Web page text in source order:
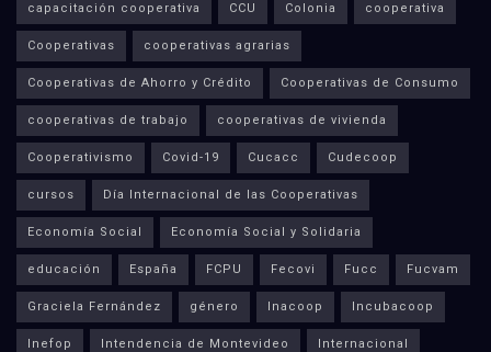
capacitación cooperativa CCU Colonia cooperativa
Cooperativas cooperativas agrarias
Cooperativas de Ahorro y Crédito Cooperativas de Consumo
cooperativas de trabajo cooperativas de vivienda
Cooperativismo Covid-19 Cucacc Cudecoop
cursos Día Internacional de las Cooperativas
Economía Social Economía Social y Solidaria
educación España FCPU Fecovi Fucc Fucvam
Graciela Fernández género Inacoop Incubacoop
Inefop Intendencia de Montevideo Internacional